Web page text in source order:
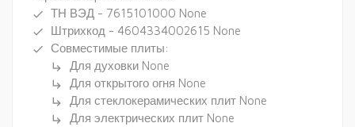
done ТН ВЭД - 7615101000 None
done Штрихкод - 4604334002615 None
done Совместимые плиты:
subdirectory_arrow_right Для духовки None
subdirectory_arrow_right Для открытого огня None
subdirectory_arrow_right Для стеклокерамических плит None
subdirectory_arrow_right Для электрических плит None